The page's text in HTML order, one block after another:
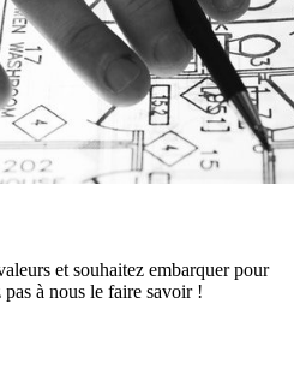
et souhaitez embarquer pour
pas à nous le faire savoir !